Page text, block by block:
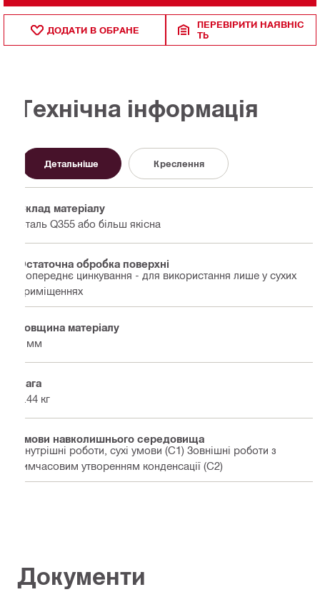
ДОДАТИ В ОБРАНЕ
ПЕРЕВІРИТИ НАЯВНІС
ТЬ
Технічна інформація
Детальніше Креслення
Склад матеріалу
Сталь Q355 або більш якісна
Остаточна обробка поверхні
Попереднє цинкування - для використання лише у сухих
приміщеннях
Товщина матеріалу
6 мм
Вага
0.44 кг
Умови навколишнього середовища
Внутрішні роботи, сухі умови (C1) Зовнішні роботи з
тимчасовим утворенням конденсації (C2)
Документи